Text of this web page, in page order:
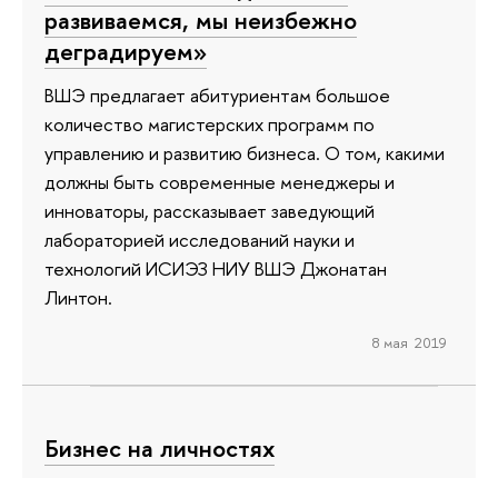
развиваемся, мы неизбежно
деградируем»
ВШЭ предлагает абитуриентам большое
количество магистерских программ по
управлению и развитию бизнеса. О том, какими
должны быть современные менеджеры и
инноваторы, рассказывает заведующий
лабораторией исследований науки и
технологий ИСИЭЗ НИУ ВШЭ Джонатан
Линтон.
8 мая 2019
Бизнес на личностях